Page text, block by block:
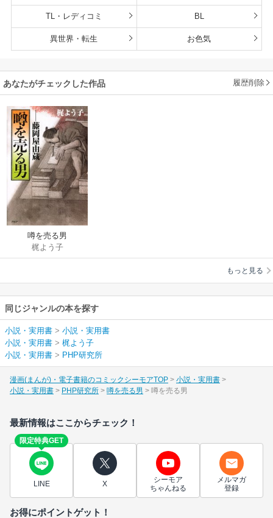
TL・レディコミ BL
異世界・転生 お色気
あなたがチェックした作品 履歴削除
噂を売る男
梶よう子
もっと見る
同じジャンルの本を探す
小説・実用書 > 小説・実用書
小説・実用書 > 梶よう子
小説・実用書 > PHP研究所
漫画(まんが)・電子書籍のコミックシーモアTOP
小説・実用書
小説・実用書
PHP研究所 噂を売る男 噂を売る男
最新情報はここからチェック！
限定特典GET
LINE X
シーモア
ちゃんねる
メルマガ
登録
お得にポイントゲット！